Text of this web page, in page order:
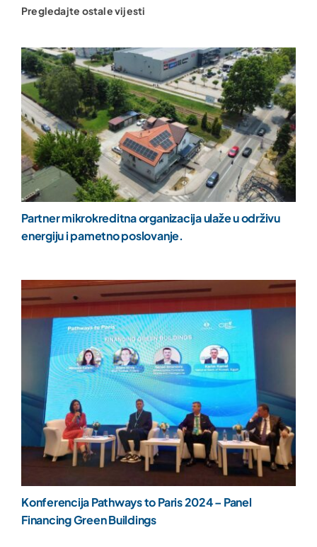
Pregledajte ostale vijesti
Partner mikrokreditna organizacija ulaže u održivu
energiju i pametno poslovanje.
Konferencija Pathways to Paris 2024 – Panel
Financing Green Buildings